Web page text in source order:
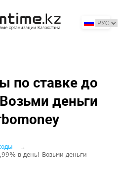
по ставке до
деньги
в день! Возьми деньги